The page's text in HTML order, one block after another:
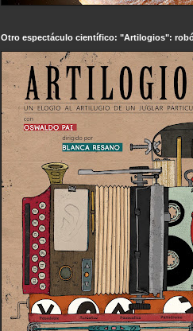
Otro espectáculo científico: "Artilogios":